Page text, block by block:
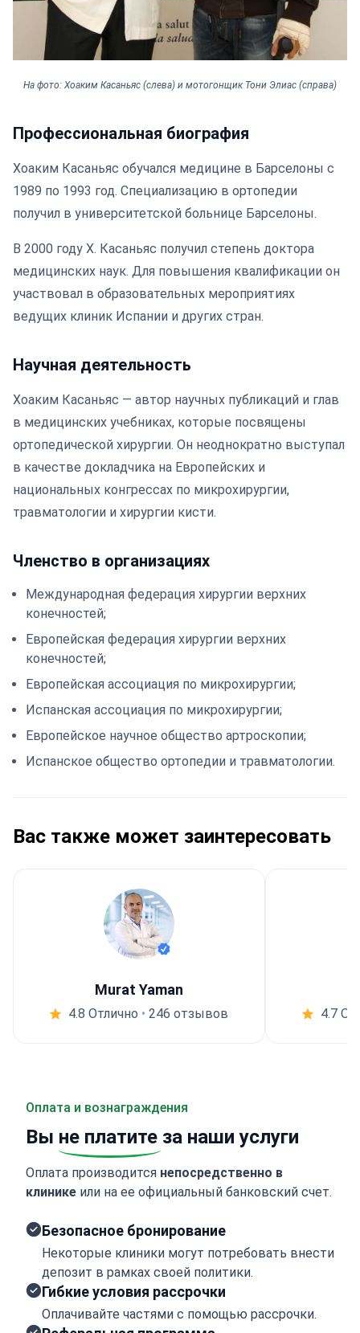
На фото: Хоаким Касаньяс (слева) и мотогонщик Тони Элиас (справа)
Профессиональная биография
Хоаким Касаньяс обучался медицине в Барселоны с
1989 по 1993 год. Специализацию в ортопедии
получил в университетской больнице Барселоны.
В 2000 году Х. Касаньяс получил степень доктора
медицинских наук. Для повышения квалификации он
участвовал в образовательных мероприятиях
ведущих клиник Испании и других стран.
Научная деятельность
Хоаким Касаньяс — автор научных публикаций и глав
в медицинских учебниках, которые посвящены
ортопедической хирургии. Он неоднократно выступал
в качестве докладчика на Европейских и
национальных конгрессах по микрохирургии,
травматологии и хирургии кисти.
Членство в организациях
Международная федерация хирургии верхних
конечностей;
Европейская федерация хирургии верхних
конечностей;
Европейская ассоциация по микрохирургии;
Испанская ассоциация по микрохирургии;
Европейское научное общество артроскопии;
Испанское общество ортопедии и травматологии.
Вас также может заинтересовать
Murat Yaman
4.8 Отлично • 246 отзывов 4.7
Оплата и вознаграждения
Вы не платите за наши услуги
Оплата производится непосредственно в
клинике или на ее официальный банковский счет.
Безопасное бронирование
Некоторые клиники могут потребовать внести
депозит в рамках своей политики.
Гибкие условия рассрочки
Оплачивайте частями с помощью рассрочки.